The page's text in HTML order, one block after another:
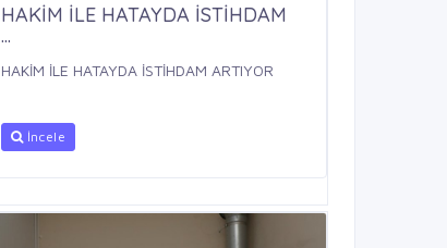
HAKİM İLE HATAYDA İSTİHDAM
...
HAKİM İLE HATAYDA İSTİHDAM ARTIYOR
İncele